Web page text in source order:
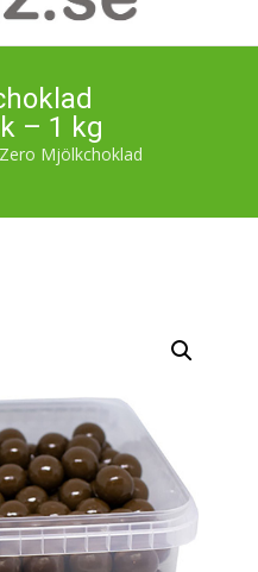
– 1 kg
Mjölkchoklad